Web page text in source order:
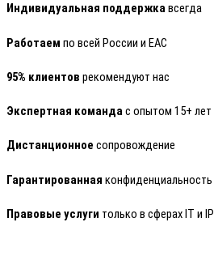
Индивидуальная поддержкавсегда
Работаем по всей России и ЕАС
95% клиентов рекомендуют нас
Экспертная командас опытом 15+ лет
Дистанционное сопровождение
Гарантированная конфиденциальность
Правовые услуги только в сферах IT и IP